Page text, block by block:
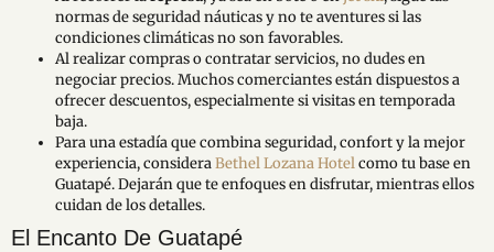
normas de seguridad náuticas y no te aventures si las
condiciones climáticas no son favorables.
Al realizar compras o contratar servicios, no dudes en
negociar precios. Muchos comerciantes están dispuestos a
ofrecer descuentos, especialmente si visitas en temporada
baja.
Para una estadía que combina seguridad, confort y la mejor
experiencia, consideraBethel Lozana Hotelcomo tu base en
Guatapé. Dejarán que te enfoques en disfrutar, mientras ellos
cuidan de los detalles.
El Encanto De Guatapé